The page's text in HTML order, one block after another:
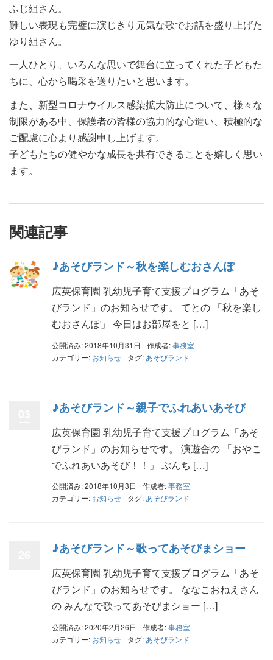
ふじ組さん。
難しい表現も完璧に演じきり元気な歌でお話を盛り上げた
ゆり組さん。
一人ひとり、いろんな思いで舞台に立ってくれた子どもた
ちに、心から喝采を送りたいと思います。
また、新型コロナウイルス感染拡大防止について、様々な
制限がある中、保護者の皆様の協力的な心遣い、積極的な
ご配慮に心より感謝申し上げます。
子どもたちの健やかな成長を共有できることを嬉しく思い
ます。
関連記事
♪あそびランド～秋を楽しむおさんぽ
広英保育園 乳幼児子育て支援プログラム「あそ
びランド」のお知らせです。 てとの 「秋を楽し
むおさんぽ」 今日はお部屋をと […]
公開済み: 2018年10月31日 作成者:事務室
カテゴリー: お知らせ タグ: あそびランド
♪あそびランド～親子でふれあいあそび
広英保育園 乳幼児子育て支援プログラム「あそ
びランド」のお知らせです。 演遊舎の 「おやこ
でふれあいあそび！！」 ぶんち […]
公開済み: 2018年10月3日 作成者:事務室
カテゴリー: お知らせ タグ: あそびランド
♪あそびランド～歌ってあそびまショー
広英保育園 乳幼児子育て支援プログラム「あそ
びランド」のお知らせです。 ななこおねえさん
の みんなで歌ってあそびまショー […]
公開済み: 2020年2月26日 作成者:事務室
カテゴリー: お知らせ タグ: あそびランド